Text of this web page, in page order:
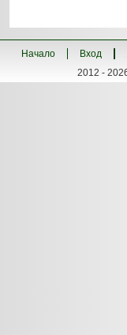
Начало Вход
2012 -